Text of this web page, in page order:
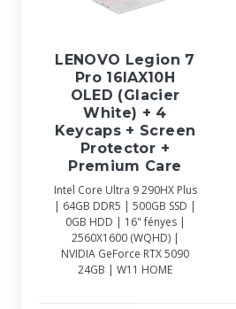
LENOVO Legion 7
Pro 16IAX10H
OLED (Glacier
White) + 4
Keycaps + Screen
Protector +
Premium Care
Intel Core Ultra 9 290HX Plus
| 64GB DDR5 | 500GB SSD |
0GB HDD | 16" fényes |
2560X1600 (WQHD) |
NVIDIA GeForce RTX 5090
24GB | W11 HOME